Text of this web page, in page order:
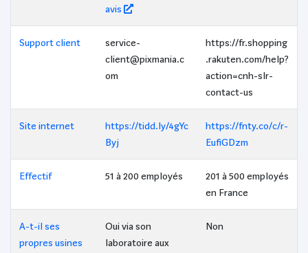
avis
Support client
service-
client@pixmania.c
om
https://fr.shopping
.rakuten.com/help?
action=cnh-slr-
contact-us
Site internet
https://tidd.ly/4gYc
Byj
https://fnty.co/c/r-
EufiGDzm
Effectif 51 à 200 employés
201 à 500 employés
en France
A-t-il ses
propres usines
Oui via son
laboratoire aux
Non